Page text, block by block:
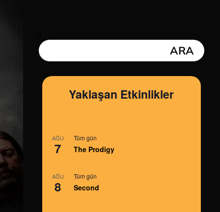
Yaklaşan Etkinlikler
AĞU
7
Tüm gün
The Prodigy
AĞU
8
Tüm gün
Second